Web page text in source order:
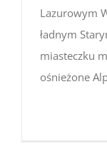
Lazurowym
ładnym
miasteczku
ośnieżone